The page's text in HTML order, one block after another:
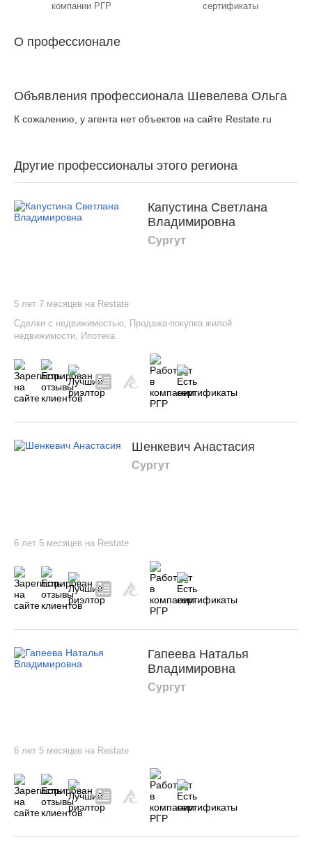
компании РГР
сертификаты
О профессионале
Объявления профессионала Шевелева Ольга
К сожалению, у агента нет объектов на сайте Restate.ru
Другие профессионалы этого региона
Капустина Светлана
Владимировна
Сургут
5 лет 7 месяцев на Restate
Сделки с недвижимостью, Продажа-покупка жилой
недвижимости, Ипотека
Шенкевич Анастасия
Сургут
6 лет 5 месяцев на Restate
Гапеева Наталья
Владимировна
Сургут
6 лет 5 месяцев на Restate